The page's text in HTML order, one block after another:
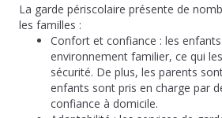
La garde périscolaire présente de
les familles :
Confort et confiance : les
environnement familier, ce qui
sécurité. De plus, les parents
enfants sont pris en charge par
confiance à domicile.